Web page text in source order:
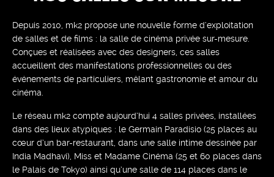
Depuis 2010, mk2 propose une nouvelle forme d’exploitation
de salles et de films : la salle de cinéma privée sur-mesure.
Conçues et réalisées avec des designers, ces salles
accueillent des manifestations professionnelles ou des
événements de particuliers, mêlant gastronomie et amour du
cinéma.
Le réseau mk2 compte aujourd’hui 4 salles privées, installées
dans des lieux atypiques : le Germain Paradisio (25 places au
cœur d’un bar-restaurant, dans une salle intime dessinée par
India Madhavi), Miss et Madame Cinéma (25 et 60 places dans
le Palais de Tokyo) ainsi qu’une salle de 114 places dans le